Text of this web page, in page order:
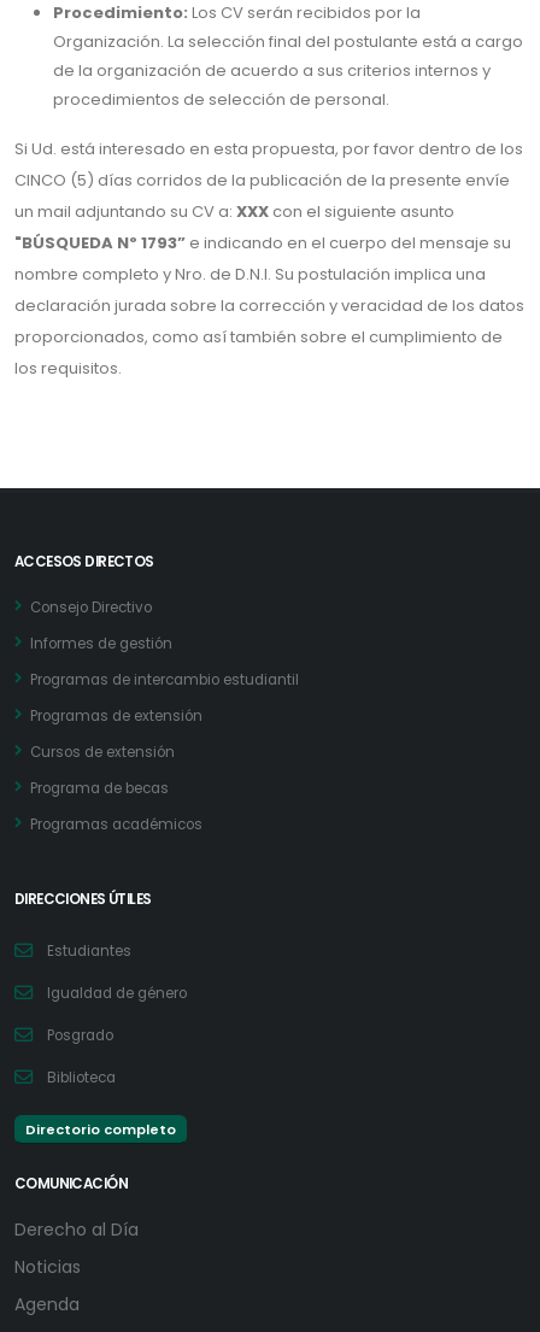
Procedimiento: Los CV serán recibidos por la
Organización. La selección final del postulante está a cargo
de la organización de acuerdo a sus criterios internos y
procedimientos de selección de personal.
Si Ud. está interesado en esta propuesta, por favor dentro de los
CINCO (5) días corridos de la publicación de la presente envíe
un mail adjuntando su CV a: XXX con el siguiente asunto
"BÚSQUEDA Nº 1793” e indicando en el cuerpo del mensaje su
nombre completo y Nro. de D.N.I. Su postulación implica una
declaración jurada sobre la corrección y veracidad de los datos
proporcionados, como así también sobre el cumplimiento de
los requisitos.
ACCESOS DIRECTOS
Consejo Directivo
Informes de gestión
Programas de intercambio estudiantil
Programas de extensión
Cursos de extensión
Programa de becas
Programas académicos
DIRECCIONES ÚTILES
Estudiantes
Igualdad de género
Posgrado
Biblioteca
Directorio completo
COMUNICACIÓN
Derecho al Día
Noticias
Agenda